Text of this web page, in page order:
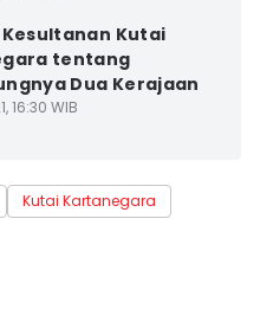
Kutai
tentang
Dua Kerajaan
16:30 WIB
Kutai Kartanegara